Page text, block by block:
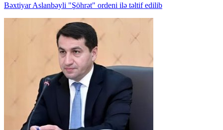
Bəxtiyar Aslanbəyli "Şöhrət" ordeni ilə təltif edilib